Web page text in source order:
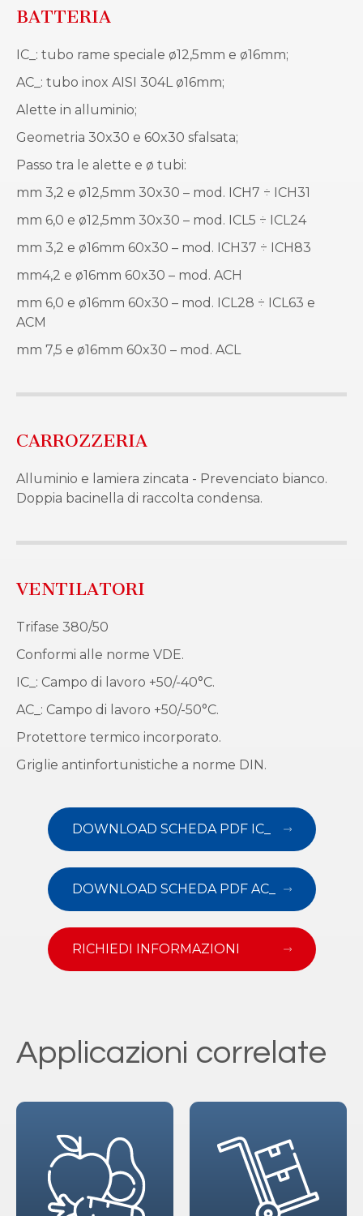
BATTERIA
IC_: tubo rame speciale ø12,5mm e ø16mm;
AC_: tubo inox AISI 304L ø16mm;
Alette in alluminio;
Geometria 30x30 e 60x30 sfalsata;
Passo tra le alette e ø tubi:
mm 3,2 e ø12,5mm 30x30 – mod. ICH7 ÷ ICH31
mm 6,0 e ø12,5mm 30x30 – mod. ICL5 ÷ ICL24
mm 3,2 e ø16mm 60x30 – mod. ICH37 ÷ ICH83
mm4,2 e ø16mm 60x30 – mod. ACH
mm 6,0 e ø16mm 60x30 – mod. ICL28 ÷ ICL63 e
ACM
mm 7,5 e ø16mm 60x30 – mod. ACL
CARROZZERIA
Alluminio e lamiera zincata - Prevenciato bianco.
Doppia bacinella di raccolta condensa.
VENTILATORI
Trifase 380/50
Conformi alle norme VDE.
IC_: Campo di lavoro +50/-40°C.
AC_: Campo di lavoro +50/-50°C.
Protettore termico incorporato.
Griglie antinfortunistiche a norme DIN.
DOWNLOAD SCHEDA PDF IC_
DOWNLOAD SCHEDA PDF AC_
RICHIEDI INFORMAZIONI
Applicazioni correlate